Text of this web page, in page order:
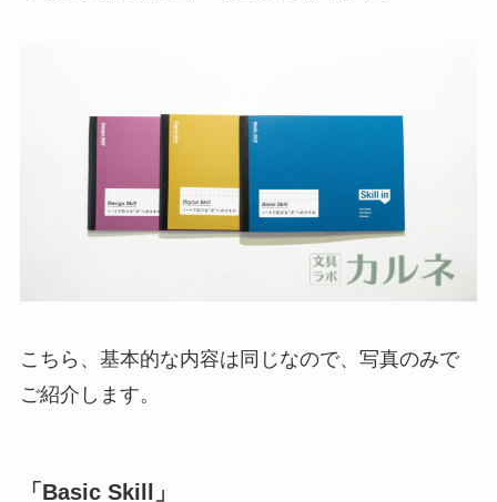
こちら、基本的な内容は同じなので、写真のみで
ご紹介します。
「Basic Skill」